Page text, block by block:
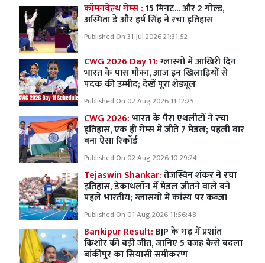
कॉमनवेल्थ गेम्स :15 मिनट... और 2 गोल्ड,
अस्मिता डे और हर्ष सिंह ने रचा इतिहास
Published On 31 Jul 2026 21:31:52
CWG 2026 Day 11:ग्लास्गो में आखिरी दिन
भारत के पास मौका, आज इन खिलाड़ियों से
पदक की उम्मीद; देखें पूरा शेड्यूल
Published On 02 Aug 2026 11:12:25
CWG 2026:भारत के पैरा एथलीटों ने रचा
इतिहास, एक ही गेम्स में जीते 7 मेडल; पहली बार
बना ऐसा रिकॉर्ड
Published On 02 Aug 2026 10:29:24
Tejaswin Shankar:तेजस्विन शंकर ने रचा
इतिहास, डेकाथलॉन में मेडल जीतने वाले बने
पहले भारतीय; ग्लासगो में कांस्य पर कब्जा
Published On 01 Aug 2026 11:56:48
Bankipur Result: BJP के गढ़ में प्रशांत
किशोर की बड़ी जीत, जानिए 5 वजह कैसे बदला
बांकीपुर का सियासी समीकरण